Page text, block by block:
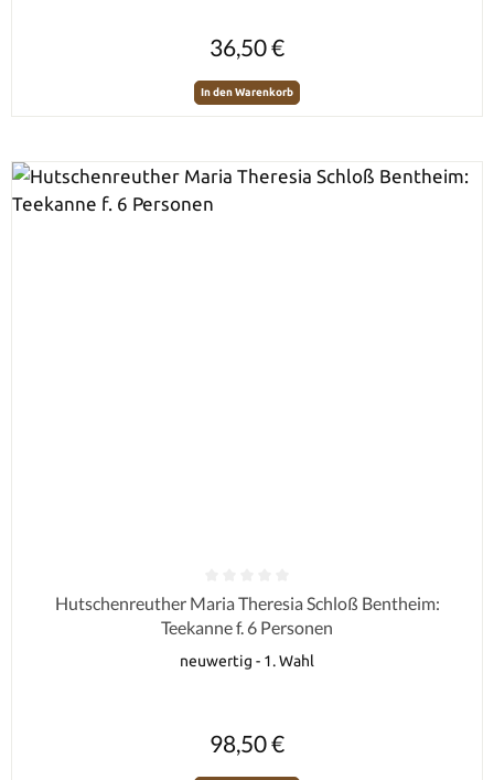
36,50 €
In den Warenkorb
Durchschnittliche Bewertung von 0 von 5 Sternen
Hutschenreuther Maria Theresia Schloß Bentheim:
Teekanne f. 6 Personen
neuwertig - 1. Wahl
98,50 €